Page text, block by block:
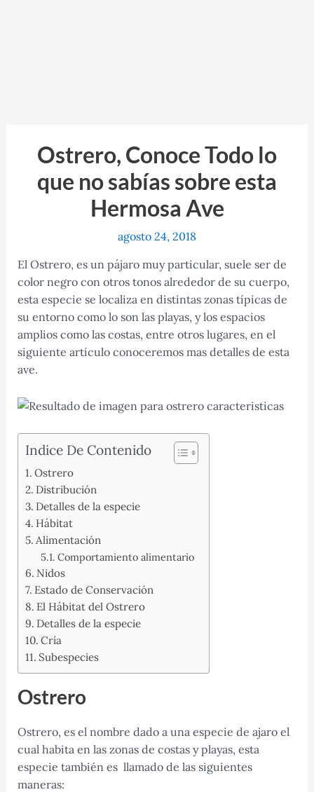
Ostrero, Conoce Todo lo
que no sabías sobre esta
Hermosa Ave
agosto 24, 2018
El Ostrero, es un pájaro muy particular, suele ser de
color negro con otros tonos alrededor de su cuerpo,
esta especie se localiza en distintas zonas típicas de
su entorno como lo son las playas, y los espacios
amplios como las costas, entre otros lugares, en el
siguiente artículo conoceremos mas detalles de esta
ave.
Indice De Contenido
Ostrero
Distribución
Detalles de la especie
Hábitat
Alimentación
Comportamiento alimentario
Nidos
Estado de Conservación
El Hábitat del Ostrero
Detalles de la especie
Cría
Subespecies
Ostrero
Ostrero, es el nombre dado a una especie de ajaro el
cual habita en las zonas de costas y playas, esta
especie también es llamado de las siguientes
maneras: